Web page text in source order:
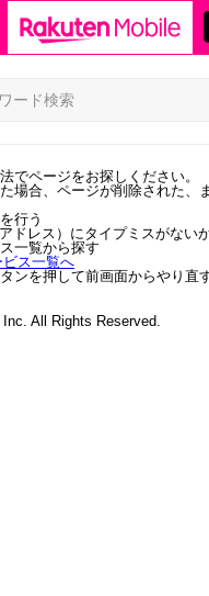
でページをお探しください。
場合、ページが削除された、
行う
ドレス）にタイプミスがない
一覧から探す
ス一覧へ
ンを押して前画面からやり直
All Rights Reserved.